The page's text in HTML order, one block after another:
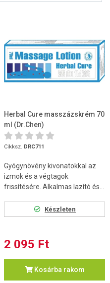
Herbal Cure masszázskrém 70
ml (Dr.Chen)
Cikksz. DRC711
Gyógynövény kivonatokkal az
izmok és a végtagok
frissítésére. Alkalmas lazító és...
Készleten
2 095 Ft
Kosárba rakom